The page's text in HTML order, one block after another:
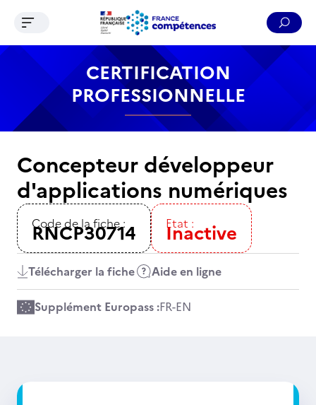
Contenu Recherche Menu Pied de page
Ouvrir le menu de navigation
CERTIFICATION
PROFESSIONNELLE
Concepteur développeur
d'applications numériques
Code de la fiche :
RNCP30714 Etat :
Inactive
Télécharger la fiche Aide en ligne
Supplément Europass :FR-EN